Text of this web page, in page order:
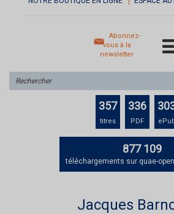
Abonnez-
vous à la
newsletter
sur
le
357
titres
336
PDF
877 109
téléchargements sur quae-
Jacques